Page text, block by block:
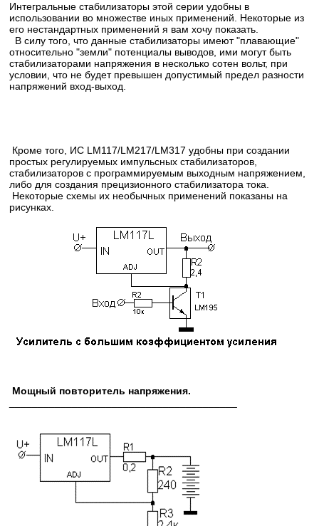
Интегральные стабилизаторы этой серии удобны в
использовании во множестве иных применений. Некоторые из
его нестандартных применений я вам хочу показать.
В силу того, что данные стабилизаторы имеют "плавающие"
относительно "земли" потенциалы выводов, ими могут быть
стабилизаторами напряжения в несколько сотен вольт, при
условии, что не будет превышен допустимый предел разности
напряжений вход-выход.
Кроме того, ИС LM117/LM217/LM317 удобны при создании
простых регулируемых импульсных стабилизаторов,
стабилизаторов с программируемым выходным напряжением,
либо для создания прецизионного стабилизатора тока.
Некоторые схемы их необычных применений показаны на
рисунках.
Мощный повторитель напряжения.